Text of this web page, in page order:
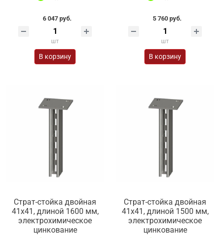
6 047 руб.
шт
В корзину
5 760 руб.
шт
В корзину
Страт-стойка двойная
41х41, длиной 1600 мм,
электрохимическое
цинкование
Страт-стойка двойная
41х41, длиной 1500 мм,
электрохимическое
цинкование